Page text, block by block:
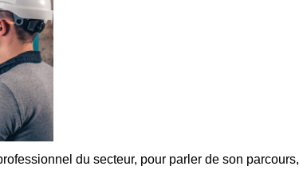
du secteur, pour parler de son parcours,